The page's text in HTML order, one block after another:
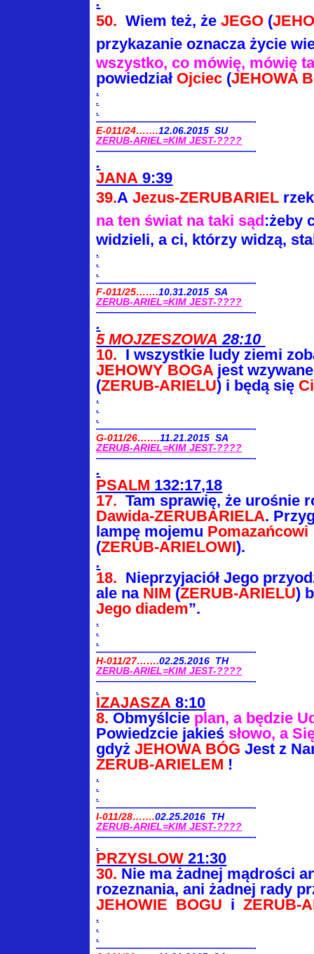
50. Wiem też, żeJEGO (
przykazanieoznacza życie
wszystko, co mówię, mówię
powiedział Ojciec (JEHOWA
.
.
.
————————————————-
E-011/24…….12.06.2015 SU
ZERUB-ARIEL=KIM JEST-????
————————————————-
.
JANA 9:39
39.AJezus-ZERUBARIEL
naten świat na taki sąd:żeby
widzieli, a ci, którzywidzą,
.
.
.
————————————————-
F-011/25…….10.31.2015 SA
ZERUB-ARIEL=KIM JEST-????
————————————————-
.
5 MOJZESZOWA 28:10
10. I wszystkie ludy ziemi
JEHOWY BOGA jest
(ZERUB-ARIELU) i będą się
.
.
.
————————————————-
G-011/26…….11.21.2015 SA
ZERUB-ARIEL=KIM JEST-????
————————————————-
.
PSALM 132:17,18
17. Tam sprawię, że urośnie
Dawida-ZERUBARIELA.
lampę mojemu Pomazańcowi
(ZERUB-ARIELOWI).
.
18. Nieprzyjaciół Jego
ale na NIM (ZERUB-ARIELU)
Jego diadem”.
.
.
.
————————————————-
H-011/27…….02.25.2016 TH
ZERUB-ARIEL=KIM JEST-????
————————————————-
.
IZAJASZA 8:10
8. Obmyślcie plan, a będzie
Powiedzcie jakieś słowo, a
gdyżJEHOWA BÓG Jest z
ZERUB-ARIELEM !
.
.
.
————————————————-
I-011/28…….02.25.2016 TH
ZERUB-ARIEL=KIM JEST-????
————————————————-
.
PRZYSLOW 21:30
30. Nie ma żadnej mądrości
rozeznania, ani żadnej rady
JEHOWIE BOGU i ZERUB-
.
.
.
————————————————-